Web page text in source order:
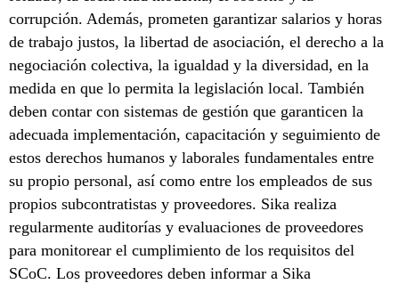
corrupción. Además, prometen garantizar salarios y horas
de trabajo justos, la libertad de asociación, el derecho a la
negociación colectiva, la igualdad y la diversidad, en la
medida en que lo permita la legislación local. También
deben contar con sistemas de gestión que garanticen la
adecuada implementación, capacitación y seguimiento de
estos derechos humanos y laborales fundamentales entre
su propio personal, así como entre los empleados de sus
propios subcontratistas y proveedores. Sika realiza
regularmente auditorías y evaluaciones de proveedores
para monitorear el cumplimiento de los requisitos del
SCoC. Los proveedores deben informar a Sika